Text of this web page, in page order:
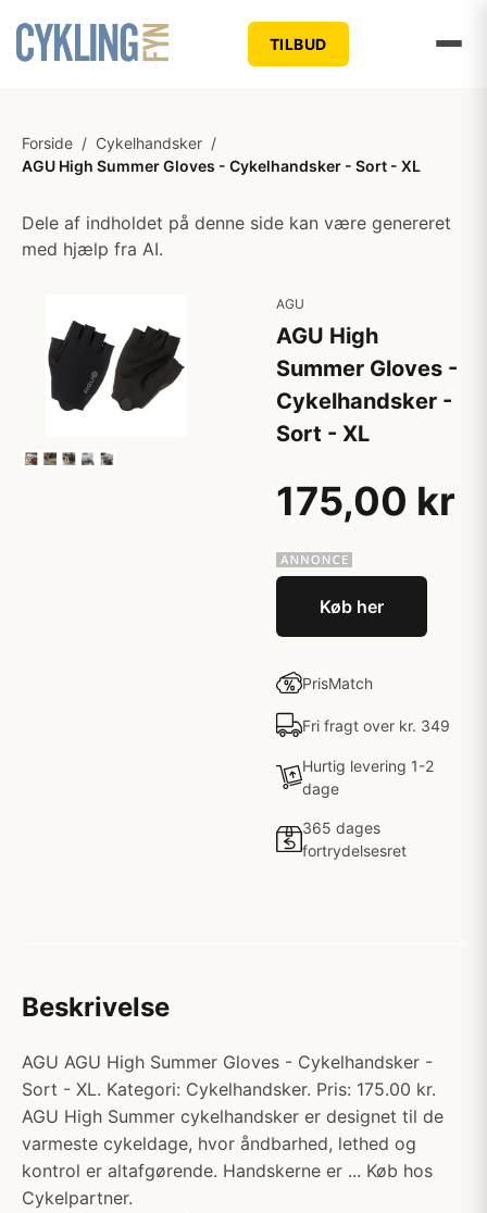
TILBUD
Forside / Cykelhandsker /
AGU High Summer Gloves - Cykelhandsker - Sort - XL
Dele af indholdet på denne side kan være genereret
med hjælp fra AI.
AGU
AGU High
Summer Gloves -
Cykelhandsker -
Sort - XL
175,00 kr
Køb her
PrisMatch
Fri fragt over kr. 349
Hurtig levering 1-2
dage
365 dages
fortrydelsesret
Beskrivelse
AGU AGU High Summer Gloves - Cykelhandsker -
Sort - XL. Kategori: Cykelhandsker. Pris: 175.00 kr.
AGU High Summer cykelhandsker er designet til de
varmeste cykeldage, hvor åndbarhed, lethed og
kontrol er altafgørende. Handskerne er ... Køb hos
Cykelpartner.